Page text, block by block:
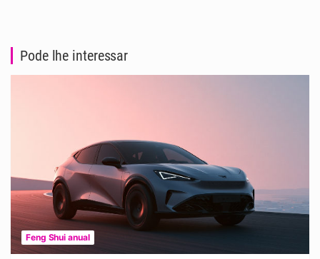
Pode lhe interessar
Feng Shui anual